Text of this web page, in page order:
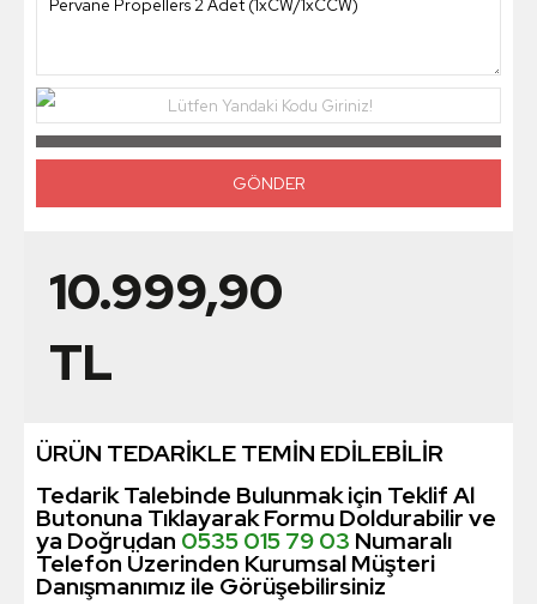
Lütfen Yandaki Kodu Giriniz!
10.999,90
TL
ÜRÜN TEDARİKLE TEMİN EDİLEBİLİR
Tedarik Talebinde Bulunmak için Teklif Al
Butonuna Tıklayarak Formu Doldurabilir ve
ya Doğrudan 0535 015 79 03 Numaralı
Telefon Üzerinden Kurumsal Müşteri
Danışmanımız ile Görüşebilirsiniz